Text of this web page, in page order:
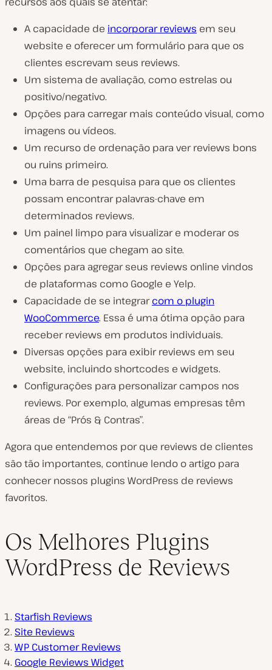
A capacidade de incorporar reviews em seu
website e oferecer um formulário para que os
clientes escrevam seus reviews.
Um sistema de avaliação, como estrelas ou
positivo/negativo.
Opções para carregar mais conteúdo visual, como
imagens ou vídeos.
Um recurso de ordenação para ver reviews bons
ou ruins primeiro.
Uma barra de pesquisa para que os clientes
possam encontrar palavras-chave em
determinados reviews.
Um painel limpo para visualizar e moderar os
comentários que chegam ao site.
Opções para agregar seus reviews online vindos
de plataformas como Google e Yelp.
Capacidade de se integrarcom o plugin
WooCommerce. Essa é uma ótima opção para
receber reviews em produtos individuais.
Diversas opções para exibir reviews em seu
website, incluindo shortcodes e widgets.
Configurações para personalizar campos nos
reviews. Por exemplo, algumas empresas têm
áreas de “Prós & Contras”.
Agora que entendemos por que reviews de clientes
são tão importantes, continue lendo o artigo para
conhecer nossos plugins WordPress de reviews
favoritos.
Os Melhores Plugins
WordPress de Reviews
Starfish Reviews
Site Reviews
WP Customer Reviews
Google Reviews Widget